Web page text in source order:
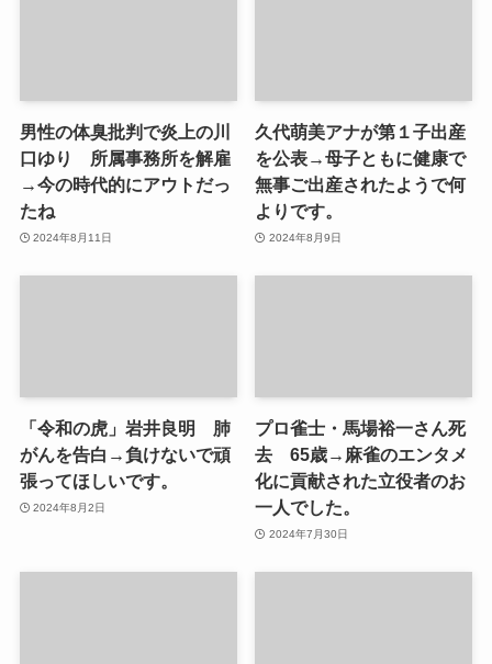
男性の体臭批判で炎上の川
口ゆり 所属事務所を解雇
→今の時代的にアウトだっ
たね
2024年8月11日
久代萌美アナが第１子出産
を公表→母子ともに健康で
無事ご出産されたようで何
よりです。
2024年8月9日
「令和の虎」岩井良明 肺
がんを告白→負けないで頑
張ってほしいです。
2024年8月2日
プロ雀士・馬場裕一さん死
去 65歳→麻雀のエンタメ
化に貢献された立役者のお
一人でした。
2024年7月30日